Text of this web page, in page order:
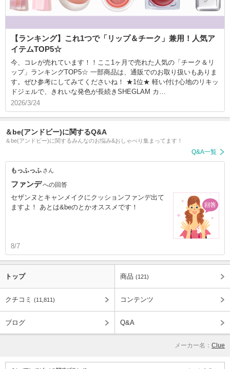
【ランキング】これ1つで「リップ＆チーク」兼用！人気ア
イテムTOP5☆
今、コレが売れています！！ここ1ヶ月で売れた人気の「チーク＆リ
ップ」ランキングTOP5☆ 一部商品は、通販でのお取り扱いもありま
す。ぜひ参考にしてみてくださいね！ ★1位★ 軽い付け心地のリキッ
ドジェルで、きれいな発色が長続きSHEGLAM カ…
2026/3/24
＆be(アンドビー)に関するQ&A
＆be(アンドビー)に関するみんなのお悩み&おしゃべり集まってます！
Q&A一覧
もっふっふ さん
ファンデへの回答
セザンヌとキャンメイクにクッションファンデ出て
ますよ！ あとは&beのとかオススメです！
8/7
トップ 商品 (121)
クチコミ (11,811) コンテンツ
ブログ Q&A
メーカー名： Clue